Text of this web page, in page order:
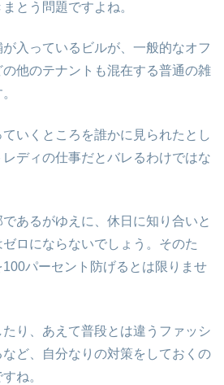
とう問題ですよね。
入っているビルが、一般的なオフ
他のテナントも混在する普通の雑
いくところを誰かに見られたとし
ディの仕事だとバレるわけではな
あるがゆえに、休日に知り合いと
ロにならないでしょう。そのた
パーセント防げるとは限りませ
り、あえて普段とは違うファッシ
など、自分なりの対策をしておくの
ね。